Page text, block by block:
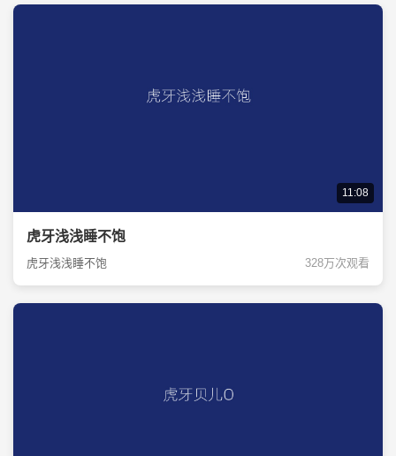
11:08
虎牙浅浅睡不饱
虎牙浅浅睡不饱 328万次观看